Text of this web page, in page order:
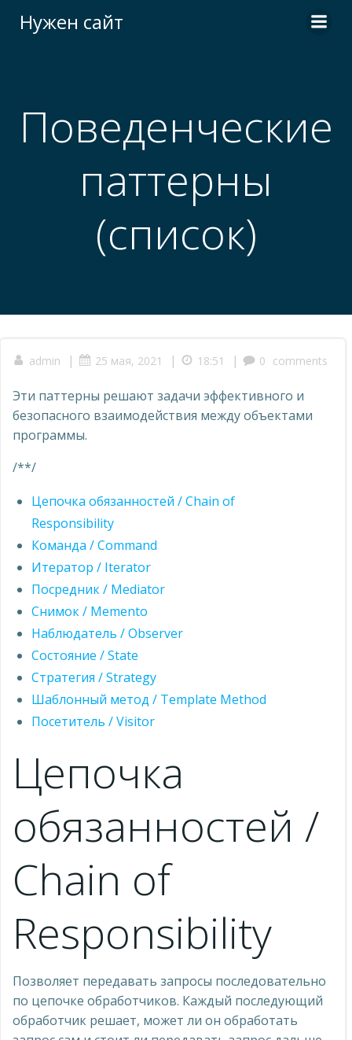
Нужен сайт
Поведенческие
паттерны
(список)
admin | 25 мая, 2021 | 18:51 | 0 comments
Эти паттерны решают задачи эффективного и
безопасного взаимодействия между объектами
программы.
/**/
Цепочка обязанностей / Chain of
Responsibility
Команда / Command
Итератор / Iterator
Посредник / Mediator
Снимок / Memento
Наблюдатель / Observer
Состояние / State
Стратегия / Strategy
Шаблонный метод / Template Method
Посетитель / Visitor
Цепочка
обязанностей /
Chain of
Responsibility
Позволяет передавать запросы последовательно
по цепочке обработчиков. Каждый последующий
обработчик решает, может ли он обработать